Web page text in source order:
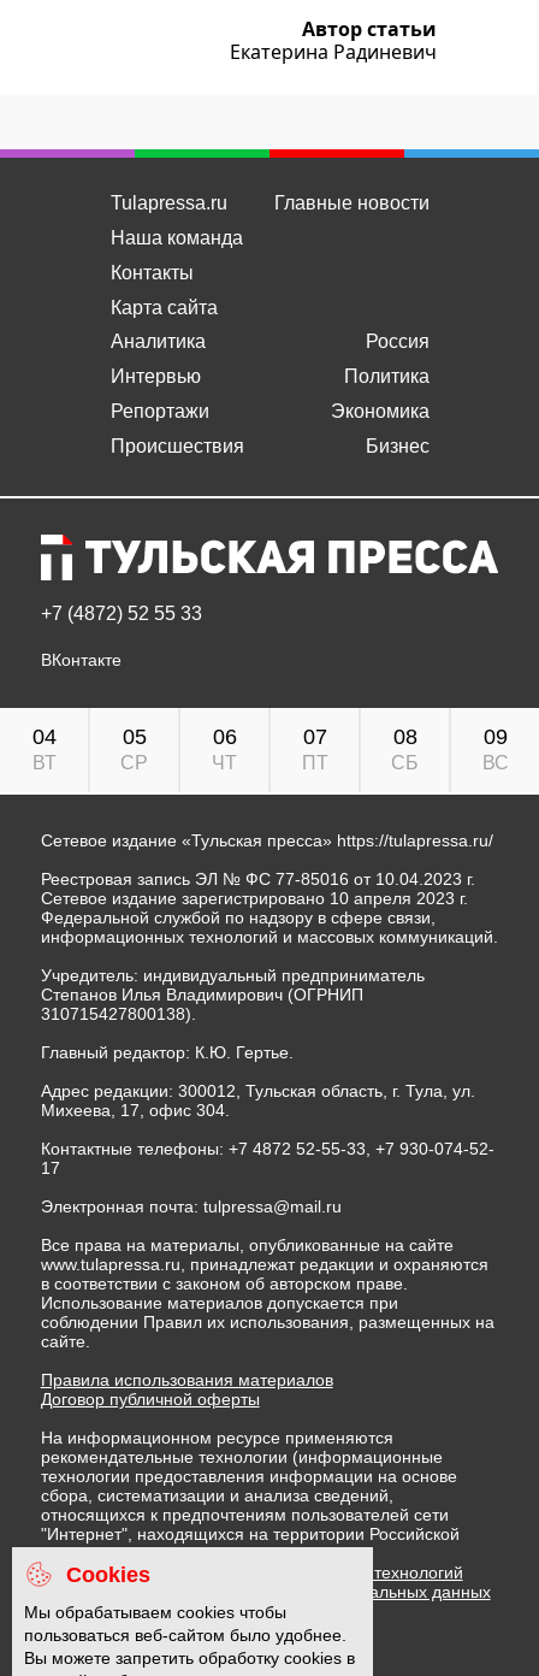
Автор статьи
Екатерина Радиневич
Tulapressa.ru
Наша команда
Контакты
Карта сайта
Главные новости
Аналитика
Интервью
Репортажи
Происшествия
Россия
Политика
Экономика
Бизнес
+7 (4872) 52 55 33
ВКонтакте
04
ВТ
05
СР
06
ЧТ
07
ПТ
08
СБ
09
ВС
Сетевое издание «Тульская пресса» https://tulapressa.ru/
Реестровая запись ЭЛ № ФС 77-85016 от 10.04.2023 г.
Сетевое издание зарегистрировано 10 апреля 2023 г.
Федеральной службой по надзору в сфере связи,
информационных технологий и массовых коммуникаций.
Учредитель: индивидуальный предприниматель
Степанов Илья Владимирович (ОГРНИП
310715427800138).
Главный редактор: К.Ю. Гертье.
Адрес редакции: 300012, Тульская область, г. Тула, ул.
Михеева, 17, офис 304.
Контактные телефоны: +7 4872 52-55-33, +7 930-074-52-
17
Электронная почта: tulpressa@mail.ru
Все права на материалы, опубликованные на сайте
www.tulapressa.ru, принадлежат редакции и охраняются
в соответствии с законом об авторском праве.
Использование материалов допускается при
соблюдении Правил их использования, размещенных на
сайте.
Правила использования материалов
Договор публичной оферты
На информационном ресурсе применяются
рекомендательные технологии (информационные
технологии предоставления информации на основе
сбора, систематизации и анализа сведений,
относящихся к предпочтениям пользователей сети
"Интернет", находящихся на территории Российской
Федерации)
Правила применения рекомендательных технологий
Политика в отношении обработки персональных данных
Политика обработки файлов cookie
Cookies
Мы обрабатываем cookies чтобы
пользоваться веб-сайтом было удобнее.
Вы можете запретить обработку cookies в